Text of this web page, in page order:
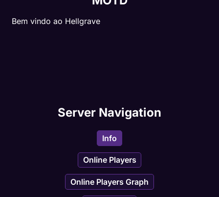
- Reward Collect All;
- Imbuement Tracker;
- Soul War Quest;
Bem vindo ao Hellgrave
Server Navigation
Info
Online Players
Online Players Graph